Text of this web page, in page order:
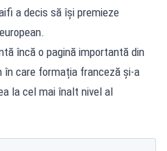
a decis să își premieze
încă o pagină importantă din
în care formația franceză și-a
la cel mai înalt nivel al